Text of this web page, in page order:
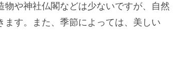
や神社仏閣などは少ないですが、自然
す。また、季節によっては、美しい